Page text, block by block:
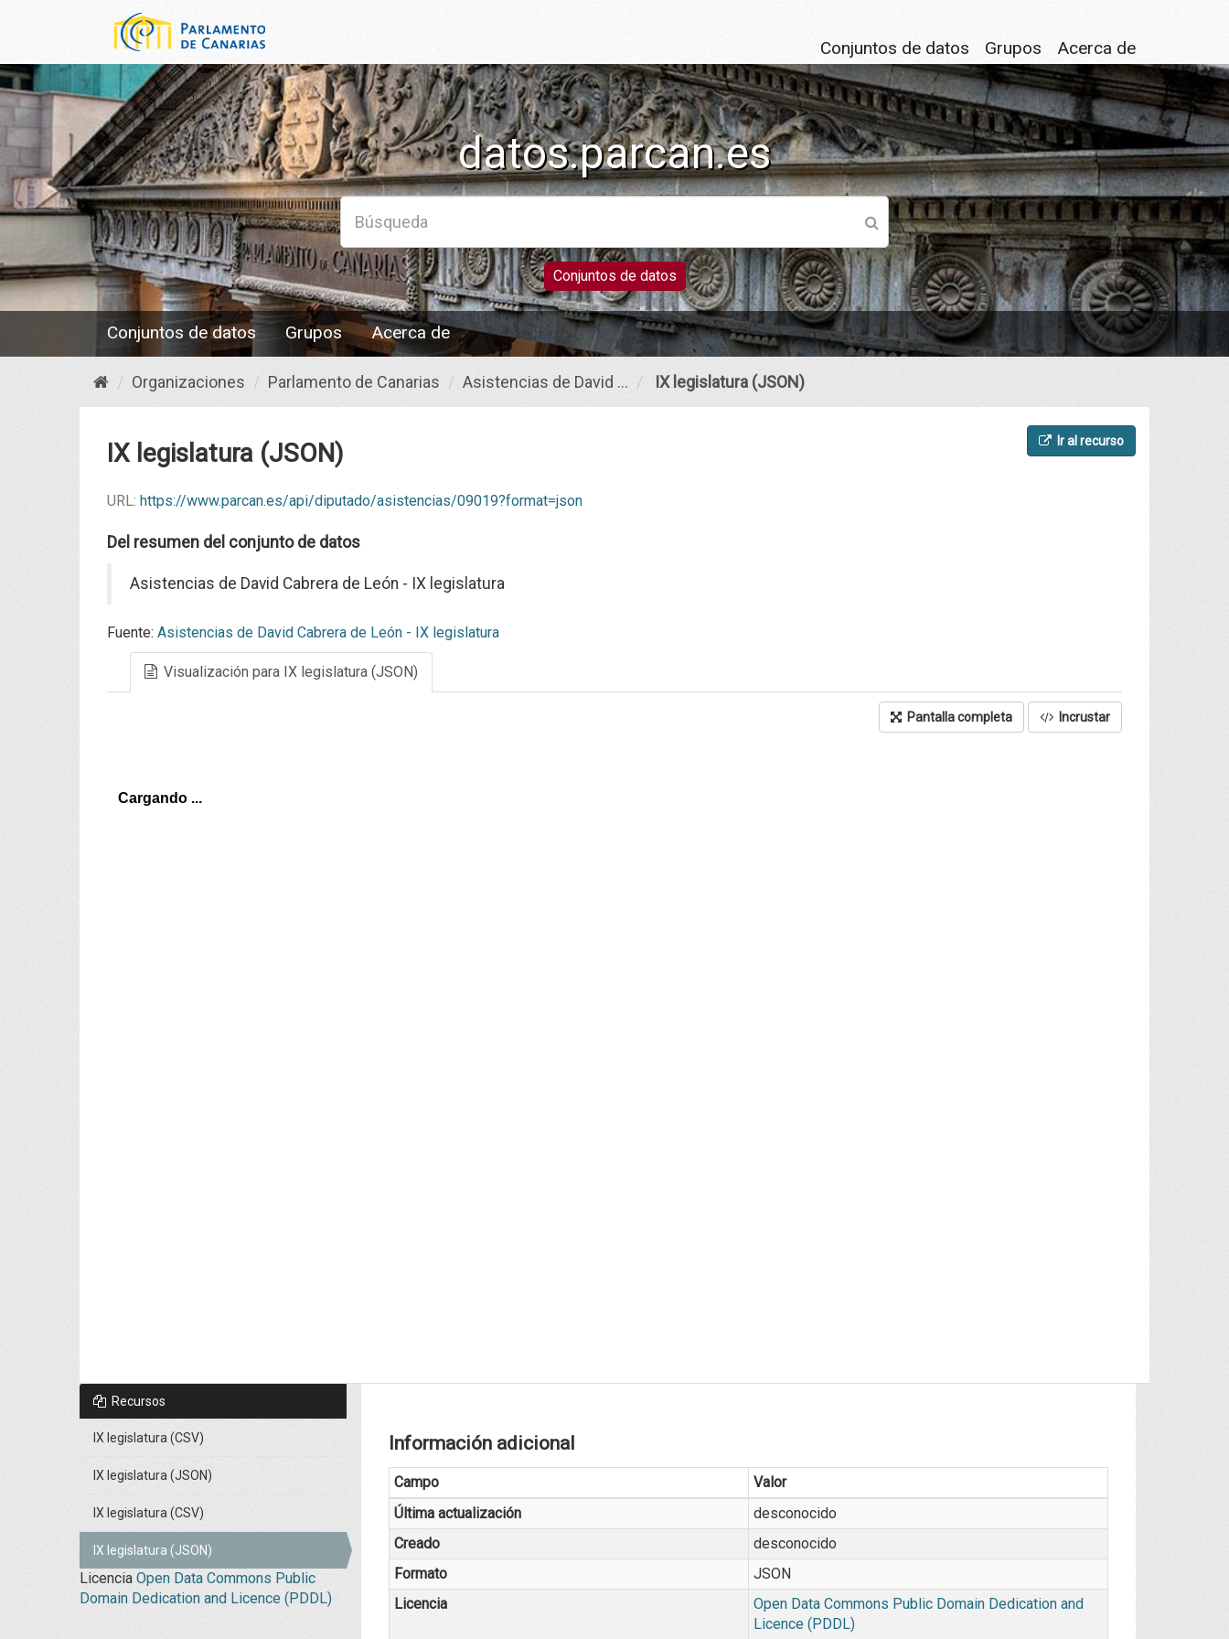
Conjuntos de datos Grupos Acerca de
datos.parcan.es
Conjuntos de datos
Conjuntos de datos Grupos Acerca de
Organizaciones Parlamento de Canarias Asistencias de David ... IX legislatura (JSON)
Ir al recurso
IX legislatura (JSON)
URL: https://www.parcan.es/api/diputado/asistencias/09019?format=json
Del resumen del conjunto de datos
Asistencias de David Cabrera de León - IX legislatura
Fuente: Asistencias de David Cabrera de León - IX legislatura
Visualización para IX legislatura (JSON)
Pantalla completa Incrustar
Recursos
IX legislatura (CSV)
IX legislatura (JSON)
IX legislatura (CSV)
IX legislatura (JSON)
Licencia Open Data Commons Public
Domain Dedication and Licence (PDDL)
Información adicional
Campo
Valor
Última actualización
desconocido
Creado
desconocido
Formato
JSON
Licencia
Open Data Commons Public Domain Dedication and
Licence (PDDL)